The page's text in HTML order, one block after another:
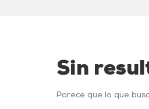
Sin
Parece que lo que